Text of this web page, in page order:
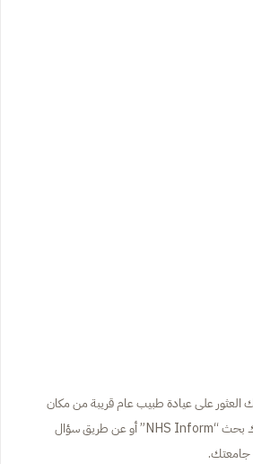
على عيادة طبيب عام قريبة من مكان
إقامتك باستخدام محرك بحث “NHS Inform” أو عن طريق سؤال
جامعتك.